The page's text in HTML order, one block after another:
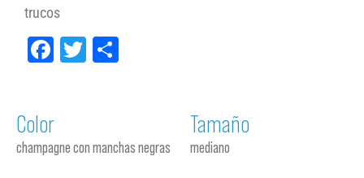
trucos
Facebook
Twitter
Color
champagne con manchas negras
Tamaño
mediano